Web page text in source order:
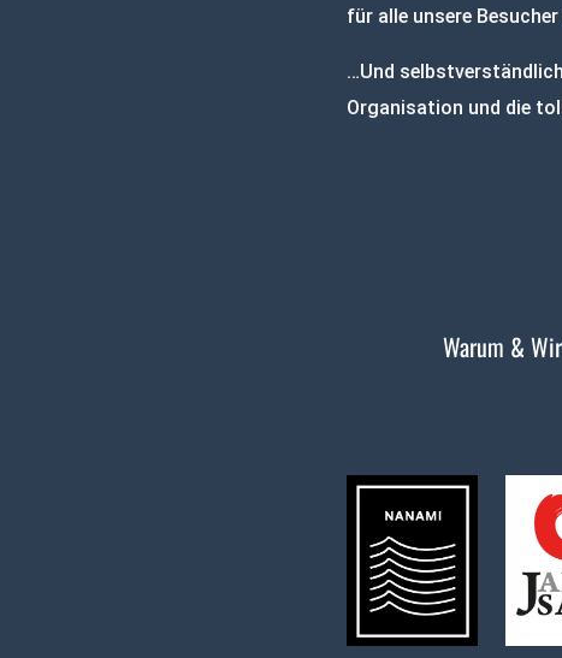
für alle unsere
…Und
Organisation und die
Warum & Wir